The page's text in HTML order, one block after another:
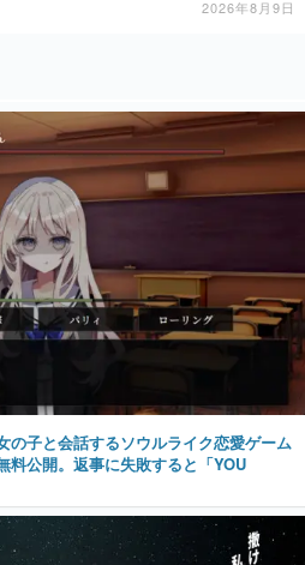
2026年8月9日
の子と会話するソウルライク恋愛ゲーム
料公開。返事に失敗すると「YOU